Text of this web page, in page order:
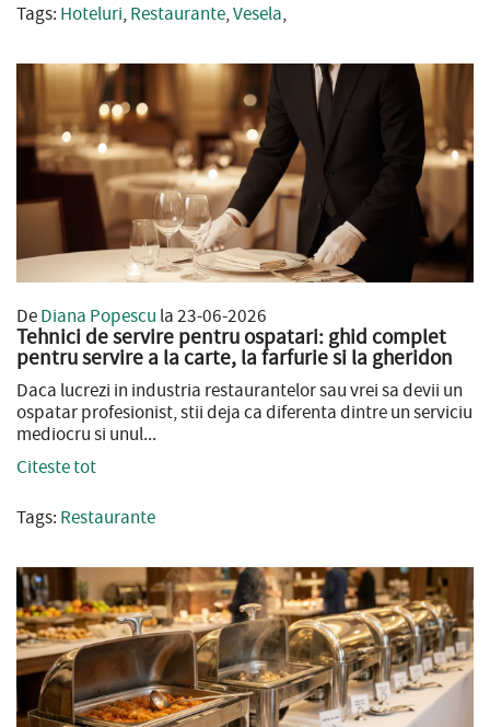
Tags: Hoteluri,Restaurante,Vesela,
DeDiana Popescu la 23-06-2026
Tehnici de servire pentru ospatari: ghid complet
pentru servire a la carte, la farfurie si la gheridon
Daca lucrezi in industria restaurantelor sau vrei sa devii un
ospatar profesionist, stii deja ca diferenta dintre un serviciu
mediocru si unul...
Citeste tot
Tags: Restaurante